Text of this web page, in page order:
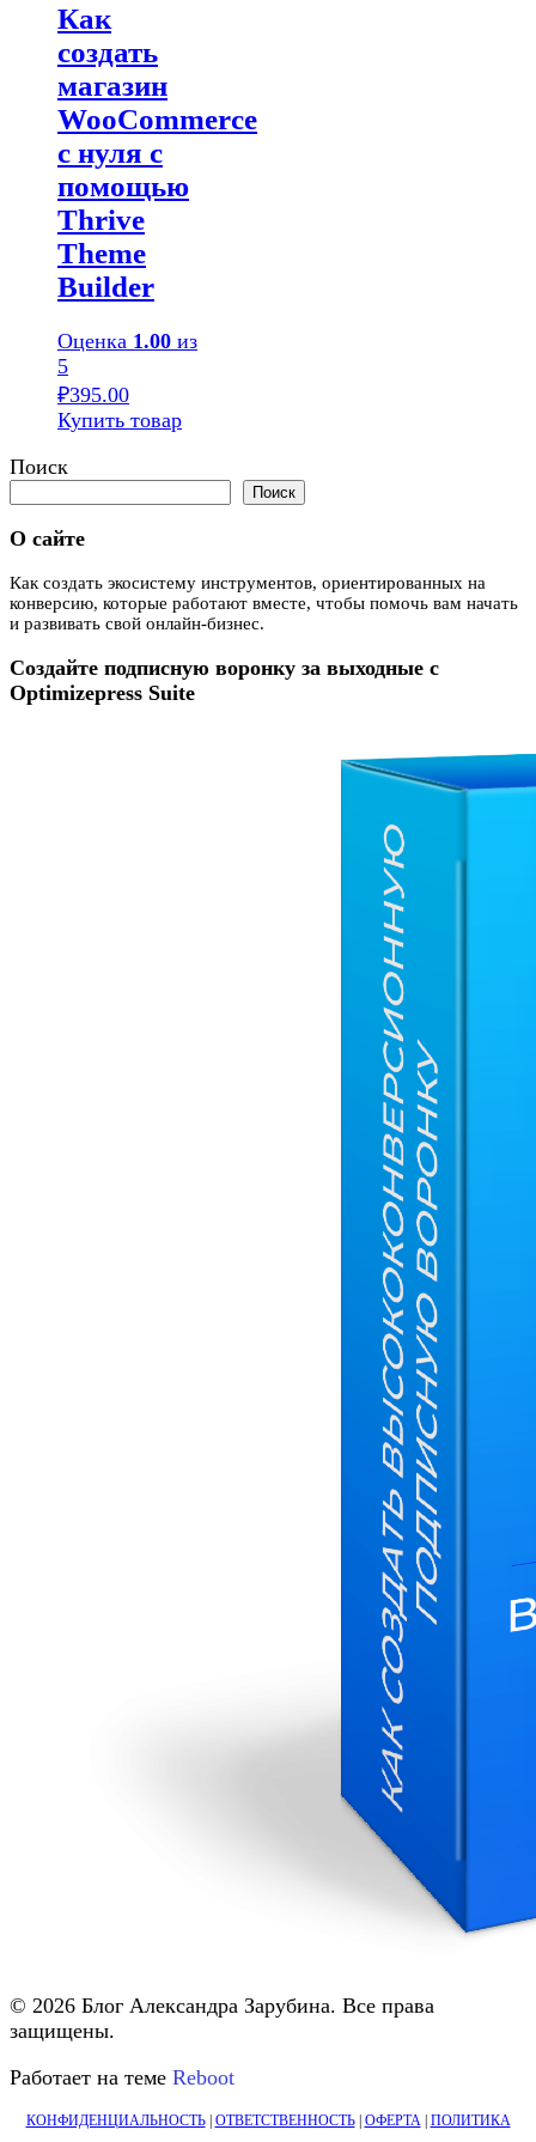
Как
создать
магазин
WooCommerce
с нуля с
помощью
Thrive
Theme
Builder
Оценка 1.00 из
5
₽395.00
Купить товар
Поиск
Поиск
О сайте
Как создать экосистему инструментов, ориентированных на
конверсию, которые работают вместе, чтобы помочь вам начать
и развивать свой онлайн-бизнес.
Создайте подписную воронку за выходные с
Optimizepress Suite
© 2026 Блог Александра Зарубина. Все права
защищены.
Работает на теме Reboot
КОНФИДЕНЦИАЛЬНОСТЬ| ОТВЕТСТВЕННОСТЬ| ОФЕРТА | ПОЛИТИКА